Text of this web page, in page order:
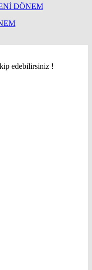
edebilirsiniz !